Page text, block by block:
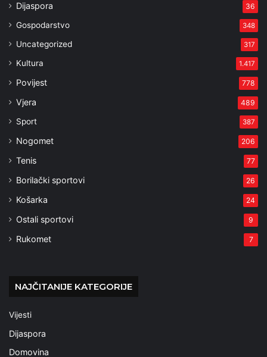
Dijaspora 36
Gospodarstvo 348
Uncategorized 317
Kultura 1.417
Povijest 778
Vjera 489
Sport 387
Nogomet 206
Tenis 77
Borilački sportovi 26
Košarka 24
Ostali sportovi 9
Rukomet 7
NAJČITANIJE KATEGORIJE
Vijesti
Dijaspora
Domovina